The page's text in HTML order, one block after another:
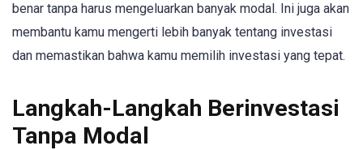
benar tanpa harus mengeluarkan banyak modal. Ini juga akan
membantu kamu mengerti lebih banyak tentang investasi
dan memastikan bahwa kamu memilih investasi yang tepat.
Langkah-Langkah Berinvestasi
Tanpa Modal